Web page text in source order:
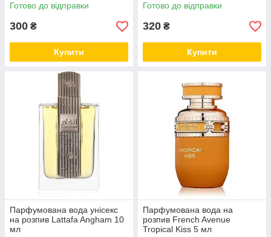
Готово до відправки
300 ₴
Купити
Готово до відправки
320 ₴
Купити
Парфумована вода унісекс
на розпив Lattafa Angham 10
мл
Парфумована вода на
розпив French Avenue
Tropical Kiss 5 мл